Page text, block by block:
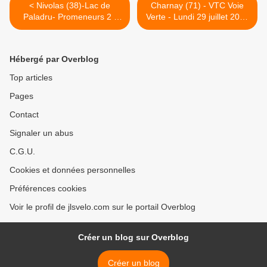
< Nivolas (38)-Lac de
Paladru- Promeneurs 2 -
Mardi 23 Juillet 2019
Charnay (71) - VTC Voie
Verte - Lundi 29 juillet 2019
>
Hébergé par Overblog
Top articles
Pages
Contact
Signaler un abus
C.G.U.
Cookies et données personnelles
Préférences cookies
Voir le profil de jlsvelo.com sur le portail Overblog
Créer un blog sur Overblog
Créer un blog